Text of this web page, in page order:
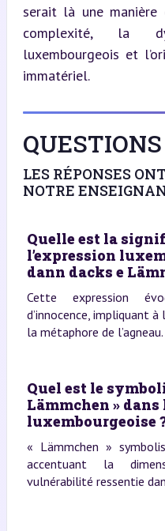
serait là une
complexité, la
luxembourgeois et
immatériel.
LES RÉPONSES
NOTRE
Quelle est la
l’expression
dann dacks e
Cette expression
d’innocence, impliquant
la métaphore de l’agneau.
Quel est le
Lämmchen » dans
luxembourgeoise
« Lämmchen »
accentuant la
vulnérabilité ressentie